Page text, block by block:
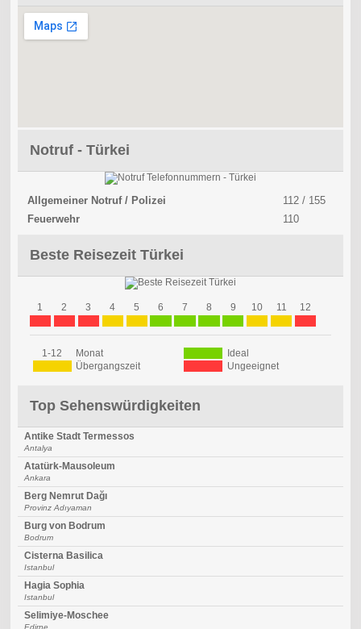
Notruf - Türkei
Allgemeiner Notruf / Polizei
112 / 155
Feuerwehr
110
Beste Reisezeit Türkei
1 2 3 4 5 6 7 8 9 10 11 12
1-12 Monat
Ideal
Übergangszeit
Ungeeignet
Top Sehenswürdigkeiten
Antike Stadt Termessos
Antalya
Atatürk-Mausoleum
Ankara
Berg Nemrut Dağı
Provinz Adıyaman
Burg von Bodrum
Bodrum
Cisterna Basilica
Istanbul
Hagia Sophia
Istanbul
Selimiye-Moschee
Edirne